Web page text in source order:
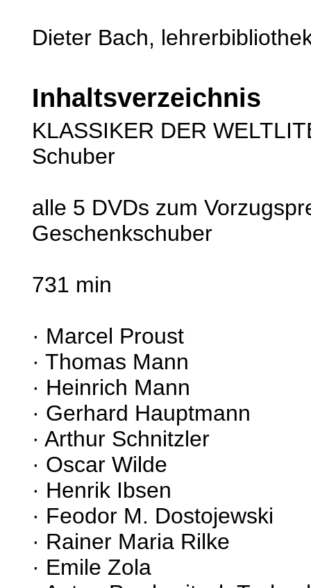
Dieter Bach,
Inhaltsverzeichnis
KLASSIKER DER
Schuber
alle 5 DVDs zum
Geschenkschuber
731 min
· Marcel Proust
· Thomas Mann
· Heinrich Mann
· Gerhard Hauptmann
· Arthur Schnitzler
· Oscar Wilde
· Henrik Ibsen
· Feodor M. Dostojewski
· Rainer Maria Rilke
· Emile Zola